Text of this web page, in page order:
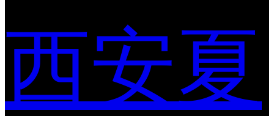
西安夏